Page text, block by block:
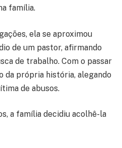
família.
ela se aproximou
de um pastor, afirmando
de trabalho. Com o passar
da própria história, alegando
de abusos.
a família decidiu acolhê-la